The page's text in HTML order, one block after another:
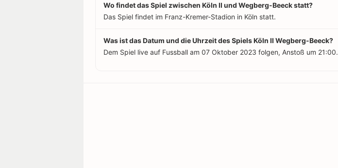
Wo findet das Spiel zwischen Köln II und Wegberg-Beeck statt?
Das Spiel findet im Franz-Kremer-Stadion in Köln statt.
Was ist das Datum und die Uhrzeit des Spiels Köln II Wegberg-Beeck?
Dem Spiel live auf Fussball am 07 Oktober 2023 folgen, Anstoß um 21:00.